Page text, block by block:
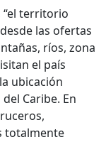
territorio
las ofertas
ríos, zona
el país
ubicación
Caribe. En
totalmente